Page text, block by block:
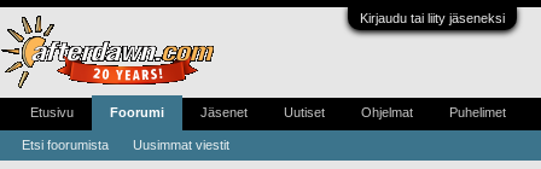
Kirjaudu tai liity jäseneksi
Etusivu Foorumi
Etsi foorumista Uusimmat viestit
Jäsenet Uutiset Ohjelmat Puhelimet